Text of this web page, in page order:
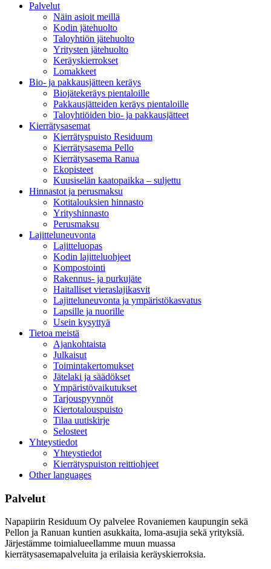
Palvelut
Näin asioit meillä
Kodin jätehuolto
Taloyhtiön jätehuolto
Yritysten jätehuolto
Keräyskierrokset
Lomakkeet
Bio- ja pakkausjätteen keräys
Biojätekeräys pientaloille
Pakkausjätteiden keräys pientaloille
Taloyhtiöiden bio- ja pakkausjätteet
Kierrätysasemat
Kierrätyspuisto Residuum
Kierrätysasema Pello
Kierrätysasema Ranua
Ekopisteet
Kuusiselän kaatopaikka – suljettu
Hinnastot ja perusmaksu
Kotitalouksien hinnasto
Yrityshinnasto
Perusmaksu
Lajitteluneuvonta
Lajitteluopas
Kodin lajitteluohjeet
Kompostointi
Rakennus- ja purkujäte
Haitalliset vieraslajikasvit
Lajitteluneuvonta ja ympäristökasvatus
Lapsille ja nuorille
Usein kysyttyä
Tietoa meistä
Ajankohtaista
Julkaisut
Toimintakertomukset
Jätelaki ja säädökset
Ympäristövaikutukset
Tarjouspyynnöt
Kiertotalouspuisto
Tilaa uutiskirje
Selosteet
Yhteystiedot
Yhteystiedot
Kierrätyspuiston reittiohjeet
Other languages
Palvelut
Napapiirin Residuum Oy palvelee Rovaniemen kaupungin sekä
Pellon ja Ranuan kuntien asukkaita, loma-asujia sekä yrityksiä.
Järjestämme toimialueellamme muun muassa
kierrätysasemapalveluita ja erilaisia keräyskierroksia.